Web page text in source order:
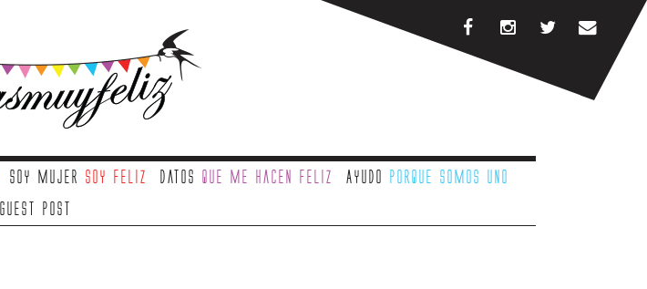
Soy mujer soy feliz Datos que me hacen feliz Ayudo porque somos uno
Guest Post